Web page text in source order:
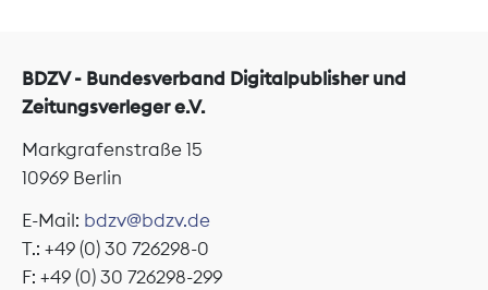
BDZV - Bundesverband Digitalpublisher und
Zeitungsverleger e.V.
Markgrafenstraße 15
10969 Berlin
E-Mail: bdzv@bdzv.de
T.: +49 (0) 30 726298-0
F: +49 (0) 30 726298-299